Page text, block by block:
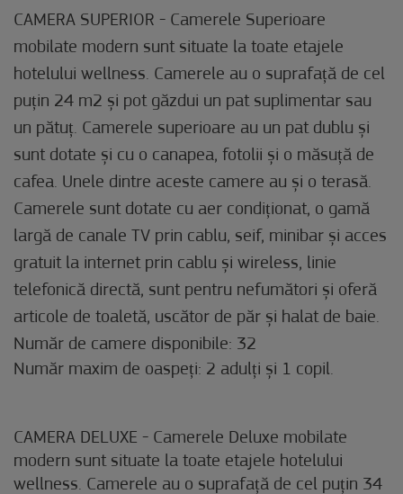
CAMERA SUPERIOR - Camerele Superioare
mobilate modern sunt situate la toate etajele
hotelului wellness. Camerele au o suprafață de cel
puțin 24 m2 și pot găzdui un pat suplimentar sau
un pătuț. Camerele superioare au un pat dublu și
sunt dotate și cu o canapea, fotolii și o măsuță de
cafea. Unele dintre aceste camere au și o terasă.
Camerele sunt dotate cu aer condiționat, o gamă
largă de canale TV prin cablu, seif, minibar și acces
gratuit la internet prin cablu și wireless, linie
telefonică directă, sunt pentru nefumători și oferă
articole de toaletă, uscător de păr și halat de baie.
Număr de camere disponibile: 32
Număr maxim de oaspeți: 2 adulți și 1 copil.
CAMERA DELUXE - Camerele Deluxe mobilate
modern sunt situate la toate etajele hotelului
wellness. Camerele au o suprafață de cel puțin 34